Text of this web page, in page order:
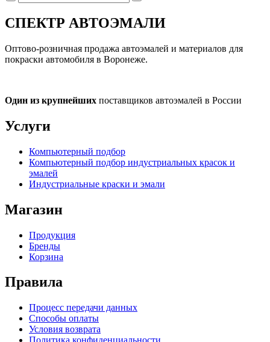
СПЕКТР АВТОЭМАЛИ
Оптово-розничная продажа автоэмалей и материалов для
покраски автомобиля в Воронеже.
Один из крупнейших поставщиков автоэмалей в России
Услуги
Компьютерный подбор
Компьютерный подбор индустриальных красок и
эмалей
Индустриальные краски и эмали
Магазин
Продукция
Бренды
Корзина
Правила
Процесс передачи данных
Способы оплаты
Условия возврата